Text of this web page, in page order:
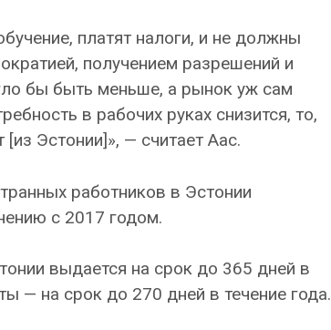
платят налоги, и не должны
получением разрешений и
бы быть меньше, а рынок уж сам
в рабочих руках снизится, то,
[из Эстонии]», — считает Аас.
работников в Эстонии
с 2017 годом.
выдается на срок до 365 дней в
— на срок до 270 дней в течение года.